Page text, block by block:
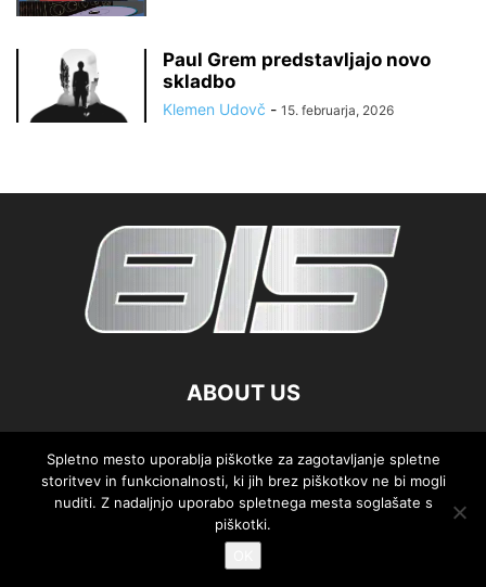
Paul Grem predstavljajo novo
skladbo
Klemen Udovč - 15. februarja, 2026
ABOUT US
FOLLOW US
Spletno mesto uporablja piškotke za zagotavljanje spletne
storitvev in funkcionalnosti, ki jih brez piškotkov ne bi mogli
nuditi. Z nadaljnjo uporabo spletnega mesta soglašate s
piškotki.